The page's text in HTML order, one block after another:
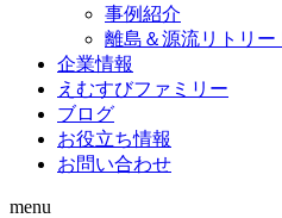
事例紹介
離島＆源流リトリー
企業情報
えむすびファミリー
ブログ
お役立ち情報
お問い合わせ
menu